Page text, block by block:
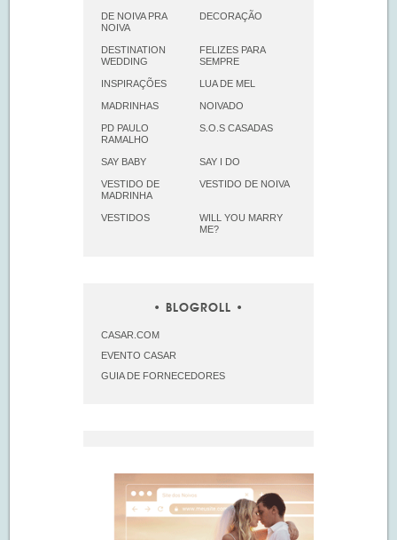
DE NOIVA PRA
NOIVA
DECORAÇÃO
DESTINATION
WEDDING
FELIZES PARA
SEMPRE
INSPIRAÇÕES LUA DE MEL
MADRINHAS NOIVADO
PD PAULO
RAMALHO
S.O.S CASADAS
SAY BABY SAY I DO
VESTIDO DE
MADRINHA
VESTIDO DE NOIVA
VESTIDOS
WILL YOU MARRY
ME?
BLOGROLL
CASAR.COM
EVENTO CASAR
GUIA DE FORNECEDORES